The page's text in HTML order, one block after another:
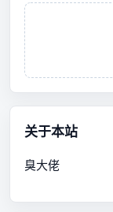
关于本站
臭大佬